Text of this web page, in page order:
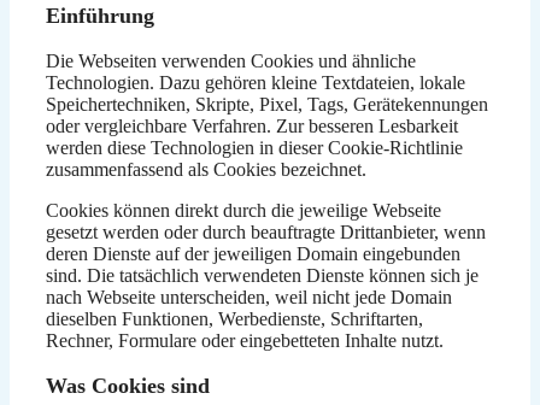
Einführung
Die Webseiten verwenden Cookies und ähnliche
Technologien. Dazu gehören kleine Textdateien, lokale
Speichertechniken, Skripte, Pixel, Tags, Gerätekennungen
oder vergleichbare Verfahren. Zur besseren Lesbarkeit
werden diese Technologien in dieser Cookie-Richtlinie
zusammenfassend als Cookies bezeichnet.
Cookies können direkt durch die jeweilige Webseite
gesetzt werden oder durch beauftragte Drittanbieter, wenn
deren Dienste auf der jeweiligen Domain eingebunden
sind. Die tatsächlich verwendeten Dienste können sich je
nach Webseite unterscheiden, weil nicht jede Domain
dieselben Funktionen, Werbedienste, Schriftarten,
Rechner, Formulare oder eingebetteten Inhalte nutzt.
Was Cookies sind